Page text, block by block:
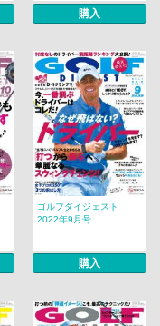
購入
ゴルフダイジェスト
2022年9月号
購入